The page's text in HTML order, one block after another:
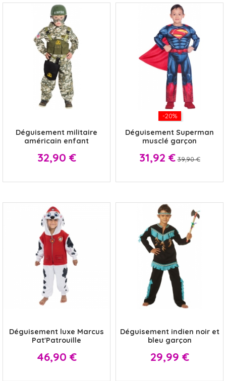
Déguisement militaire
américain enfant
Prix
32,90 €
-20%
Déguisement Superman
musclé garçon
Prix
31,92 € 39,90 €
Déguisement luxe Marcus
Pat'Patrouille
Prix
46,90 €
Déguisement indien noir et
bleu garçon
Prix
29,99 €